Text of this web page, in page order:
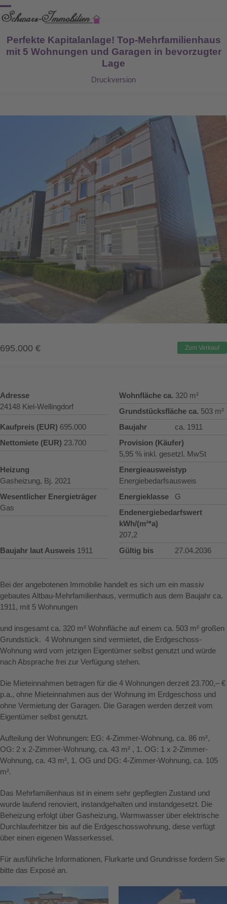
Skip
to
Open
mobile
menu
Close
mobile
menu
Perfekte Kapitalanlage! Top-Mehrfamilienhaus
mit 5 Wohnungen und Garagen in bevorzugter
Lage
Druckversion
695.000 € Zum Verkauf
Adresse
24148 Kiel-Wellingdorf
Wohnfläche ca. 320 m²
Grundstücksfläche ca. 503 m²
Kaufpreis (EUR) 695.000 Baujahr
ca. 1911
Nettomiete (EUR) 23.700
Provision (Käufer)
5,95 % inkl. gesetzl. MwSt
Heizung
Gasheizung, Bj. 2021
Energieausweistyp
Energiebedarfsausweis
Wesentlicher Energieträger
Gas
Energieklasse
G
Endenergiebedarfswert
kWh/(m²*a)
207,2
Baujahr laut Ausweis 1911 Gültig bis 27.04.2036
Bei der angebotenen Immobilie handelt es sich um ein massiv
gebautes Altbau-Mehrfamilienhaus, vermutlich aus dem Baujahr ca.
1911, mit 5 Wohnungen
und insgesamt ca. 320 m² Wohnfläche auf einem ca. 503 m² großen
Grundstück. 4 Wohnungen sind vermietet, die Erdgeschoss-
Wohnung wird vom jetzigen Eigentümer selbst genutzt und würde
nach Absprache frei zur Verfügung stehen.
Die Mieteinnahmen betragen für die 4 Wohnungen derzeit 23.700,– €
p.a., ohne Mieteinnahmen aus der Wohnung im Erdgeschoss und
ohne Vermietung der Garagen. Die Garagen werden derzeit vom
Eigentümer selbst genutzt.
Aufteilung der Wohnungen: EG: 4-Zimmer-Wohnung, ca. 86 m²,
OG: 2 x 2-Zimmer-Wohnung, ca. 43 m² , 1. OG: 1 x 2-Zimmer-
Wohnung, ca. 43 m², 1. OG und DG: 4-Zimmer-Wohnung, ca. 105
m².
Das Mehrfamilienhaus ist in einem sehr gepflegten Zustand und
wurde laufend renoviert, instandgehalten und instandgesetzt. Die
Beheizung erfolgt über Gasheizung, Warmwasser über elektrische
Durchlauferhitzer bis auf die Erdgeschosswohnung, diese verfügt
über einen eigenen Wasserkessel.
Für ausführliche Informationen, Flurkarte und Grundrisse fordern Sie
bitte das Exposé an.